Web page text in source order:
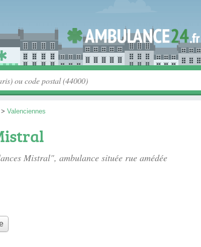
> Valenciennes
Mistral", ambulance située rue amédée